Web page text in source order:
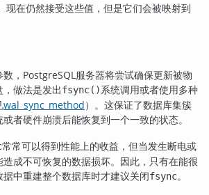
现在仍然接受这些值，但是它们会被映射到
， PostgreSQL服务器将尝试确保更新被物
做法是发出fsync()系统调用或者使用多种
wal_sync_method）。这保证了数据库集簇
者硬件崩溃后能恢复到一个一致的状态。
常常可以得到性能上的收益，但当发生断电或
造成不可恢复的数据损坏。因此，只有在能很
中重建整个数据库时才建议关闭fsync。